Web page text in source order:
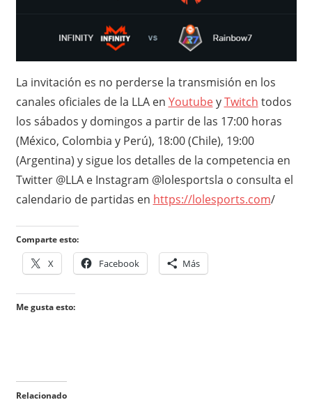
La invitación es no perderse la transmisión en los
canales oficiales de la LLA en YoutubeyTwitch todos
los sábados y domingos a partir de las 17:00 horas
(México, Colombia y Perú), 18:00 (Chile), 19:00
(Argentina) y sigue los detalles de la competencia en
Twitter @LLA e Instagram @lolesportsla o consulta el
calendario de partidas en https://lolesports.com/
Comparte esto:
X Facebook Más
Me gusta esto:
Relacionado